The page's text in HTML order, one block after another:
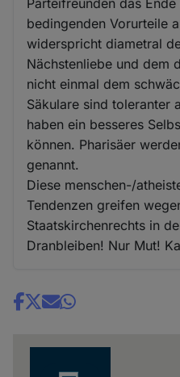
bedingenden Vorurteile
widerspricht diametral
Nächstenliebe und dem
nicht einmal dem
Säkulare sind toleranter
haben ein besseres
können. Pharisäer
genannt.
Diese menschen-/
Tendenzen greifen
Staatskirchenrechts in
Dranbleiben! Nur Mut!
Share